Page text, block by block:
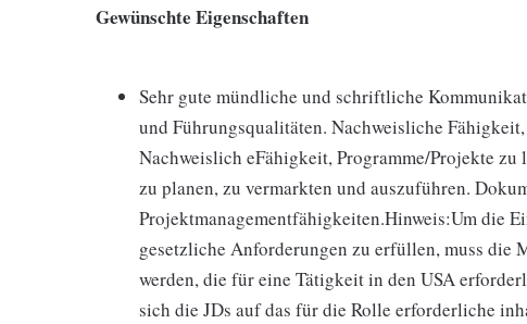
Gewünschte Eigenschaften
Sehr gute mündliche und schriftliche
und Führungsqualitäten. Nachweisliche
Nachweislich eFähigkeit, Programme/Projekte
zu planen, zu vermarkten und auszuführen.
Projektmanagementfähigkeiten.Hinweis:Um die
gesetzliche Anforderungen zu erfüllen, muss die
werden, die für eine Tätigkeit in den USA
sich die JDs auf das für die Rolle erforderliche